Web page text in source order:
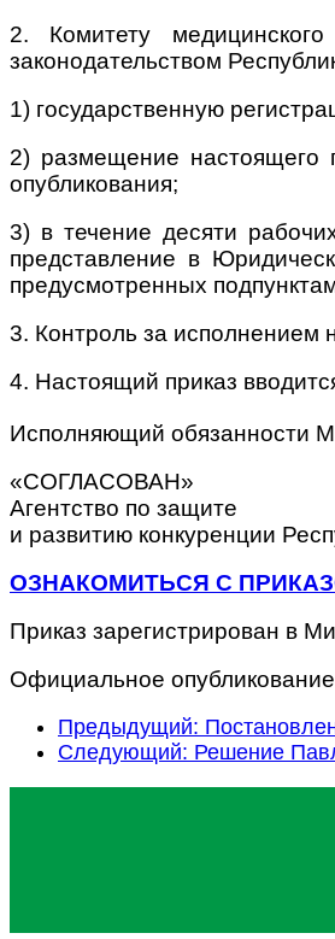
2. Комитету
законодательством
1) государственную
2) размещение настоящего
опубликования;
3) в течение десяти
представление в
предусмотренных
3. Контроль за исполнением
4. Настоящий приказ
Исполняющий обязанности
«СОГЛАСОВАН»
Агентство по защите
и развитию конкуренции
ОЗНАКОМИТЬСЯ С
Приказ зарегистрирован в
Официальное опубликование
Предыдущий:
Следующий: Решение